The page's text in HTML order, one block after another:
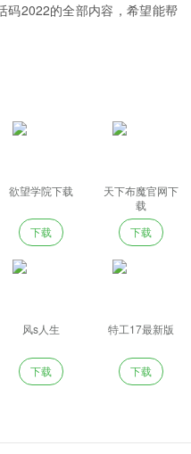
码2022的全部内容，希望能帮
欲望学院下载
下载
天下布魔官网下
载
下载
风s人生
下载
特工17最新版
下载